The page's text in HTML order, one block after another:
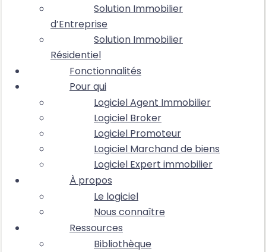
Solution Immobilier
d’Entreprise
Solution Immobilier
Résidentiel
Fonctionnalités
Pour qui
Logiciel Agent Immobilier
Logiciel Broker
Logiciel Promoteur
Logiciel Marchand de biens
Logiciel Expert immobilier
À propos
Le logiciel
Nous connaître
Ressources
Bibliothèque